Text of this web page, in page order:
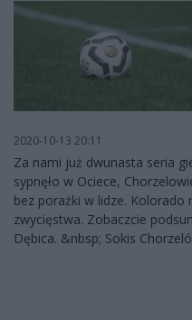
2020-10-13 20:11
Za nami już dwunasta seria
sypnęło w Ociece,
bez porażki w lidze.
zwycięstwa. Zobaczcie
Dębica. &nbsp; Sokis